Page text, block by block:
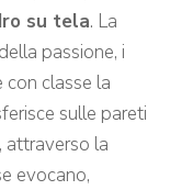
su tela. La
passione, i
con classe la
sulle pareti
attraverso la
evocano,